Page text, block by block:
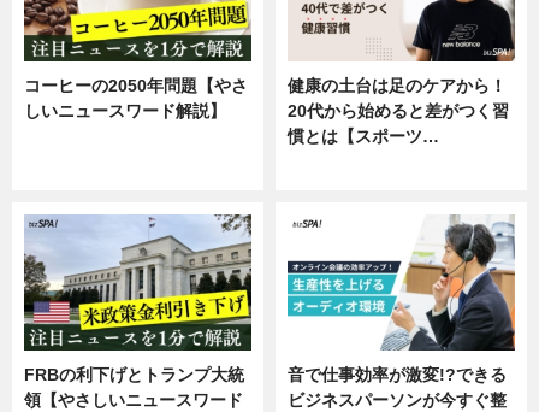
コーヒーの2050年問題【やさ
しいニュースワード解説】
健康の土台は足のケアから！
20代から始めると差がつく習
慣とは【スポーツ…
FRBの利下げとトランプ大統
領【やさしいニュースワード
音で仕事効率が激変!?できる
ビジネスパーソンが今すぐ整